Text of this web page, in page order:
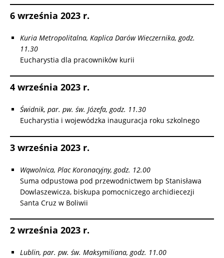
6 września 2023 r.
Kuria Metropolitalna, Kaplica Darów Wieczernika, godz.
11.30
Eucharystia dla pracowników kurii
4 września 2023 r.
Świdnik, par. pw. św. Józefa, godz. 11.30
Eucharystia i wojewódzka inauguracja roku szkolnego
3 września 2023 r.
Wąwolnica, Plac Koronacyjny, godz. 12.00
Suma odpustowa pod przewodnictwem bp Stanisława
Dowlaszewicza, biskupa pomocniczego archidiecezji
Santa Cruz w Boliwii
2 września 2023 r.
Lublin, par. pw. św. Maksymiliana, godz. 11.00